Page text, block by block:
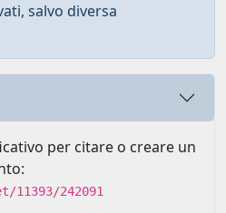
salvo diversa
per citare o creare un
242091